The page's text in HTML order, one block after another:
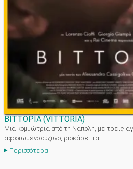
ΒΙΤΤΟΡΙΑ(VITTORIA)
Μια κομμώτρια από τη Νάπολη, με τρεις
αφοσιωμένο σύζυγο, ρισκάρει τα ...
Περισσότερα